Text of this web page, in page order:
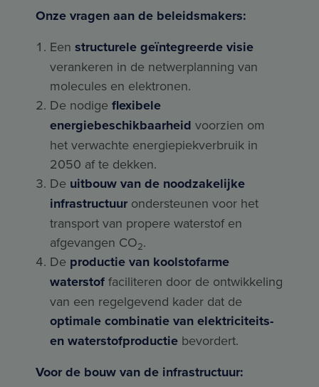
Onze vragen aan de beleidsmakers:
Een structurele geïntegreerde visie
verankeren in de netwerplanning van
molecules en elektronen.
De nodige flexibele
energiebeschikbaarheid voorzien om
het verwachte energiepiekverbruik in
2050 af te dekken.
De uitbouw van de noodzakelijke
infrastructuur ondersteunen voor het
transport van propere waterstof en
afgevangen CO2.
De productie van koolstofarme
waterstof faciliteren door de ontwikkeling
van een regelgevend kader dat de
optimale combinatie van elektriciteits-
en waterstofproductie bevordert.
Voor de bouw van de infrastructuur: